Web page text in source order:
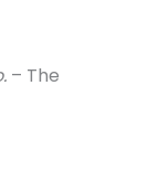
– The